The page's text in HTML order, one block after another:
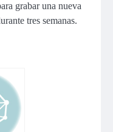
grabar una nueva
tres semanas.